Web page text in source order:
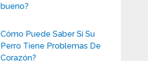
bueno?
Cómo Puede Saber Si Su
Perro Tiene Problemas De
Corazón?